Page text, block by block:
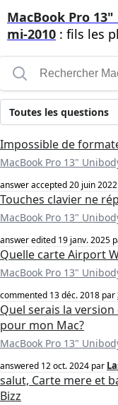
MacBook Pro
mi-2010 : fils les
Toutes les questions
Impossible de
MacBook Pro 13"
answer accepted20 juin 2022
Touches clavier ne
MacBook Pro 13"
answer edited 19 janv. 2025
Quelle carte Airport
MacBook Pro 13"
commented 13 déc. 2018 par
Quel serais la
pour mon Mac?
MacBook Pro 13"
answered 12 oct. 2024 par
salut, Carte mere et
Bizz